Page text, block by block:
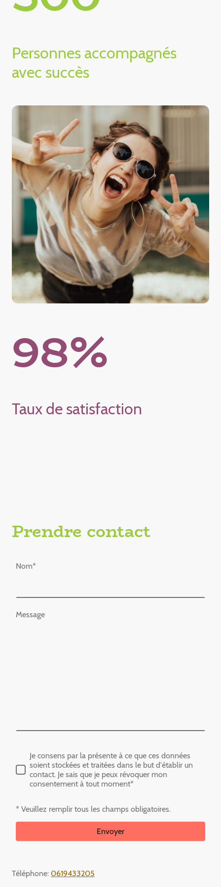
Personnes accompagnés
avec succès
98%
Taux de satisfaction
Prendre contact
Nom*
Message
Je consens par la présente à ce que ces données
soient stockées et traitées dans le but d'établir un
contact. Je sais que je peux révoquer mon
consentement à tout moment*
* Veuillez remplir tous les champs obligatoires.
Envoyer
Téléphone: 0619433205